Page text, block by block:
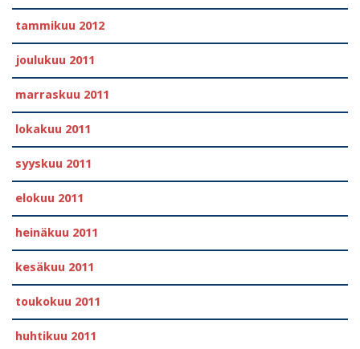
tammikuu 2012
joulukuu 2011
marraskuu 2011
lokakuu 2011
syyskuu 2011
elokuu 2011
heinäkuu 2011
kesäkuu 2011
toukokuu 2011
huhtikuu 2011